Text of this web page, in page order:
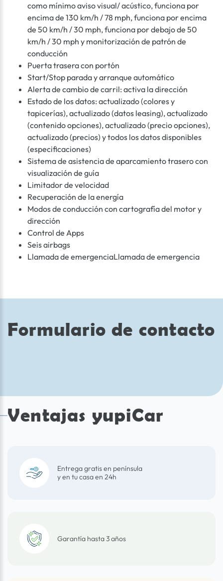
como mínimo aviso visual/ acústico, funciona por
encima de 130 km/h / 78 mph, funciona por encima
de 50 km/h / 30 mph, funciona por debajo de 50
km/h / 30 mph y monitorización de patrón de
conducción
Puerta trasera con portón
Start/Stop parada y arranque automático
Alerta de cambio de carril: activa la dirección
Estado de los datos: actualizado (colores y
tapicerías), actualizado (datos leasing), actualizado
(contenido opciones), actualizado (precio opciones),
actualizado (precios) y todos los datos disponibles
(especificaciones)
Sistema de asistencia de aparcamiento trasero con
visualización de guía
Limitador de velocidad
Recuperación de la energía
Modos de conducción con cartografía del motor y
dirección
Control de Apps
Seis airbags
Llamada de emergenciaLlamada de emergencia
Formulario de contacto
Ventajas yupiCar
Entrega gratis en península
y en tu casa en 24h
Garantía hasta 3 años